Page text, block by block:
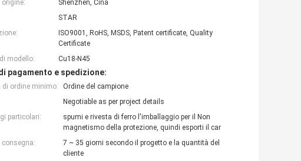
origine:
Shenzhen, Cina
STAR
ISO9001, RoHS, MSDS, Patent certificate, Quality
Certificate
modello:
Cu18-N45
pagamento e spedizione:
di ordine minimo:
Ordine del campione
Negotiable as per project details
particolari:
spumi e rivesta di ferro l'imballaggio per il Non
magnetismo della protezione, quindi esporti il car
consegna:
7 ~ 35 giorni secondo il progetto e la quantità del
cliente